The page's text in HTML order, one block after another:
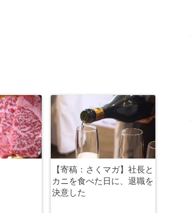
【寄稿：さくマガ】社長と
カニを食べた日に、退職を
決意した